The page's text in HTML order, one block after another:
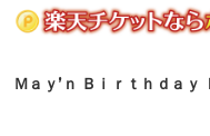
Ｍａｙ’ｎ Ｂｉｒｔｈｄａ